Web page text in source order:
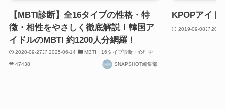
【MBTI診断】全16タイプの性格・特
徴・相性をやさしく徹底解説！韓国ア
イドルのMBTI 約1200人分網羅！
2020-09-27 2025-06-14 MBTI・16タイプ診断・心理学
47438 SNAPSHOT編集部
KPOPアイド
2019-09-08